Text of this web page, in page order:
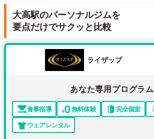
大高駅のパーソナルジムを
要点だけでサクッと比較
ライザップ
あなた専用プログラム
食事指導 無料体験 完全個室
ウェアレンタル